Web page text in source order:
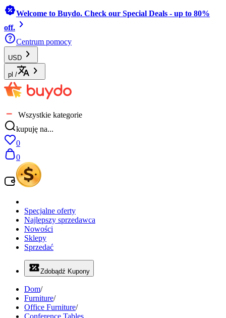
Welcome to Buydo. Check our Special Deals - up to 80%
off.
Centrum pomocy
USD
pl /
Wszystkie kategorie
kupuję na...
0
0
Specjalne oferty
Najlepszy sprzedawca
Nowości
Sklepy
Sprzedać
Zdobądź Kupony
Dom/
Furniture/
Office Furniture/
Conference Tables